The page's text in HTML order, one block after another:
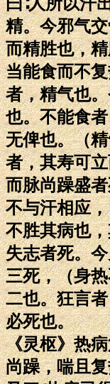
精。今邪气
而精胜也，
当能食而不
者，精气也
也。不能食
无俾也。（
者，其寿可
而脉尚躁盛
不与汗相应
不胜其病也
失志者死。
三死，（身
二也。狂言
必死也。
《灵枢》热
尚躁，喘且